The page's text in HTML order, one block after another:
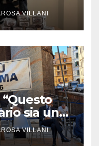
VILLANI
sia un
VILLANI